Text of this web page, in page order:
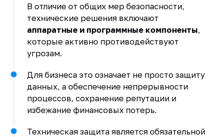
В отличие от общих мер безопасности,
технические решения включают
аппаратные и программные компоненты,
которые активно противодействуют
угрозам.
Для бизнеса это означает не просто защиту
данных, а обеспечение непрерывности
процессов, сохранение репутации и
избежание финансовых потерь.
Техническая защита является обязательной